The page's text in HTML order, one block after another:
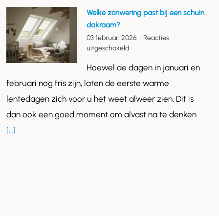
de
Welke zonwering past bij een schuin
dakraam?
03 februari 2026 | Reacties
uitgeschakeld
zonwering
past
bij
een
schuin
dakraam?
Hoewel de dagen in januari en
februari nog fris zijn, laten de eerste warme
lentedagen zich voor u het weet alweer zien. Dit is
dan ook een goed moment om alvast na te denken
[...]